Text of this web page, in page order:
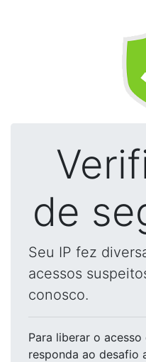
de
Seu IP fez
acessos
conosco.
Para liberar o acesso
responda ao desafio